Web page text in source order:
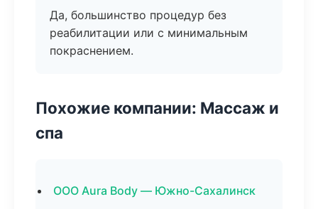
Да, большинство процедур без
реабилитации или с минимальным
покраснением.
Похожие компании: Массаж и
спа
ООО Aura Body — Южно-Сахалинск